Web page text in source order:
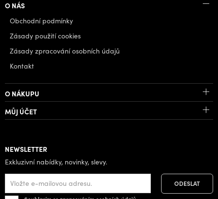
O NÁS
Obchodní podmínky
Zásady použití cookies
Zásady zpracování osobních údajů
Kontakt
O NÁKUPU
MŮJ ÚČET
NEWSLETTER
Exkluzivní nabídky, novinky, slevy.